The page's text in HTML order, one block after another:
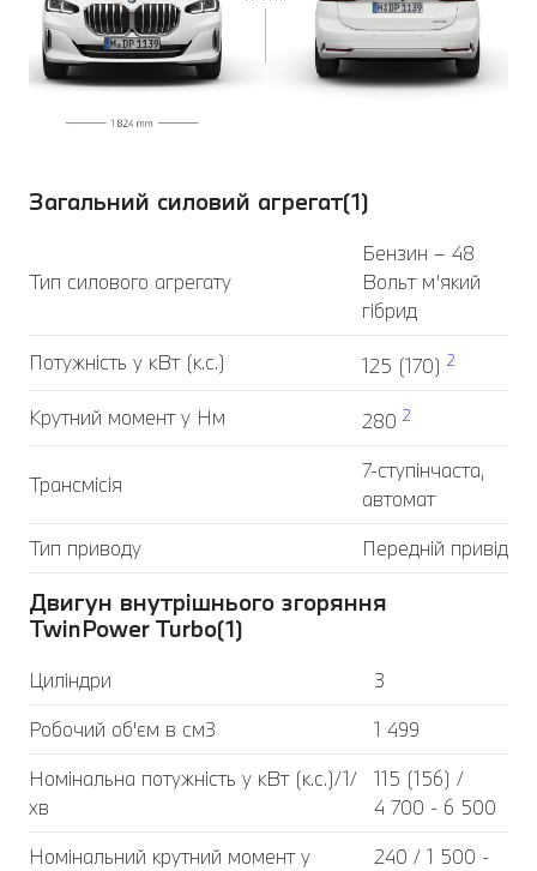
Загальний силовий агрегат(1)
Тип силового агрегату
Бензин – 48
Вольт м’який
гібрид
Потужність у кВт (к.с.) 125 (170) 2
Крутний момент у Нм 280 2
Трансмісія
7-ступінчаста,
автомат
Тип приводу
Передній привід
Двигун внутрішнього згоряння
TwinPower Turbo(1)
Циліндри
3
Робочий об'єм в см3
1 499
Номінальна потужність у кВт (к.с.)/1/
хв
115 (156) /
4 700 - 6 500
Номінальний крутний момент у
240 / 1 500 -